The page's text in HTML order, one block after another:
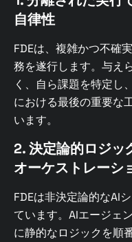
自律性
FDEは、複雑かつ不確
務を遂行します。与え
く、自ら課題を特定し
における最後の重要な
います。
2. 決定論的ロジッ
オーケストレーシ
FDEは非決定論的なAI
ています。AIエージェ
に静的なロジックを順